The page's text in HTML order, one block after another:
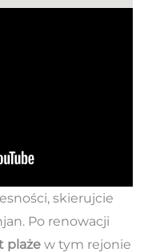
skierujcie
Po renowacji
plażew tym rejonie